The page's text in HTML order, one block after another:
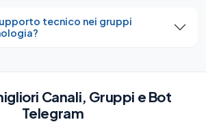
tecnico nei gruppi
Canali, Gruppi e Bot
Telegram